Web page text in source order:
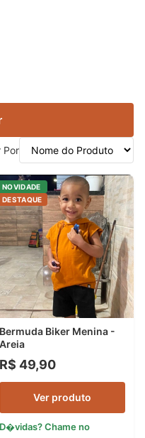
Por
NOVIDADE
DESTAQUE
Bermuda Biker Menina -
Areia
R$ 49,90
Ver produto
D�vidas? Chame no